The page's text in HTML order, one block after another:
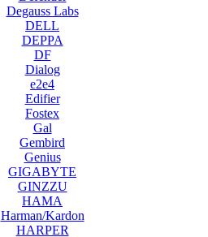
Degauss Labs
DELL
DEPPA
DF
Dialog
e2e4
Edifier
Fostex
Gal
Gembird
Genius
GIGABYTE
GINZZU
HAMA
Harman/Kardon
HARPER